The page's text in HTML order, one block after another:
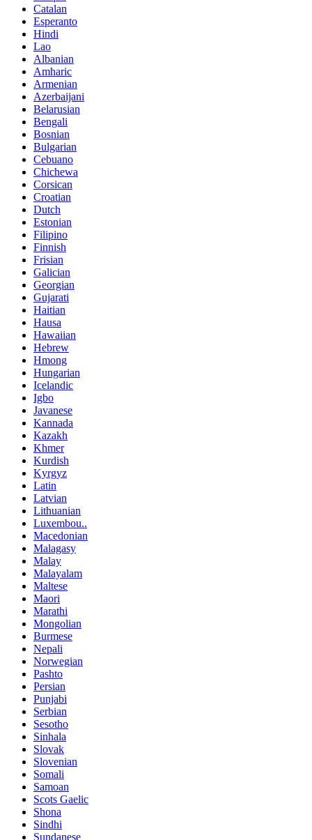
Catalan
Esperanto
Hindi
Lao
Albanian
Amharic
Armenian
Azerbaijani
Belarusian
Bengali
Bosnian
Bulgarian
Cebuano
Chichewa
Corsican
Croatian
Dutch
Estonian
Filipino
Finnish
Frisian
Galician
Georgian
Gujarati
Haitian
Hausa
Hawaiian
Hebrew
Hmong
Hungarian
Icelandic
Igbo
Javanese
Kannada
Kazakh
Khmer
Kurdish
Kyrgyz
Latin
Latvian
Lithuanian
Luxembou..
Macedonian
Malagasy
Malay
Malayalam
Maltese
Maori
Marathi
Mongolian
Burmese
Nepali
Norwegian
Pashto
Persian
Punjabi
Serbian
Sesotho
Sinhala
Slovak
Slovenian
Somali
Samoan
Scots Gaelic
Shona
Sindhi
Sundanese